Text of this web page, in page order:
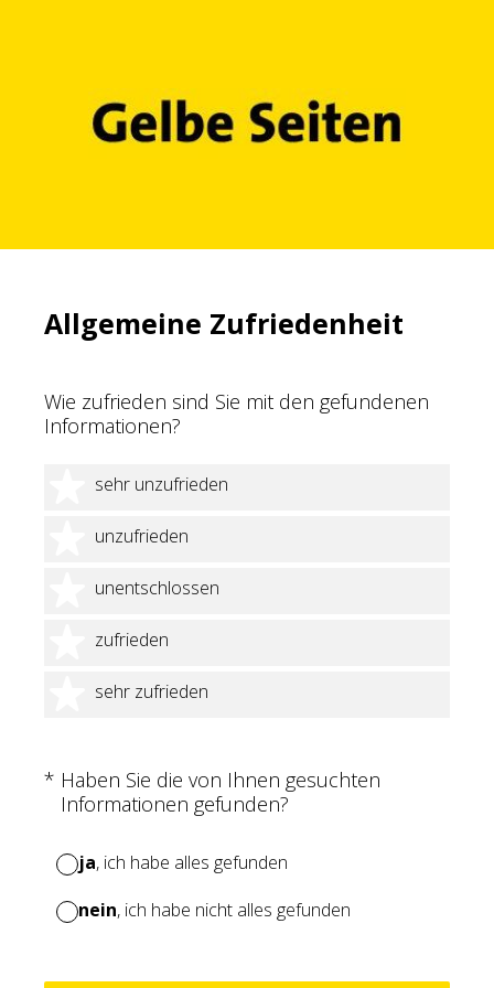
Allgemeine Zufriedenheit
Wie zufrieden sind Sie mit den gefundenen
Informationen?
sehr unzufrieden
1 Stern
unzufrieden
2 Sterne
unentschlossen
3 Sterne
zufrieden
4 Sterne
sehr zufrieden
5 Sterne
* Haben Sie die von Ihnen gesuchten
Informationen gefunden?
(Erforderlich.)
ja, ich habe alles gefunden
nein, ich habe nicht alles gefunden